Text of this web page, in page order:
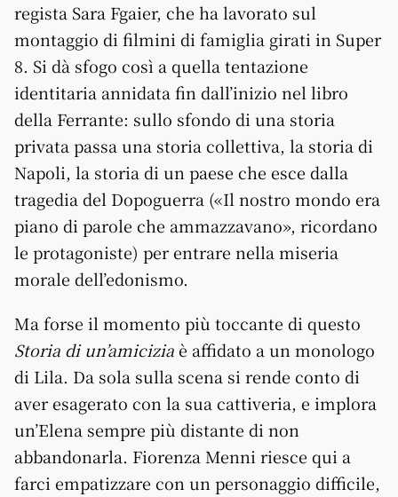
regista Sara Fgaier, che ha lavorato sul
montaggio di filmini di famiglia girati in Super
8. Si dà sfogo così a quella tentazione
identitaria annidata fin dall’inizio nel libro
della Ferrante: sullo sfondo di una storia
privata passa una storia collettiva, la storia di
Napoli, la storia di un paese che esce dalla
tragedia del Dopoguerra («Il nostro mondo era
piano di parole che ammazzavano», ricordano
le protagoniste) per entrare nella miseria
morale dell’edonismo.
Ma forse il momento più toccante di questo
Storia di un’amiciziaè affidato a un monologo
di Lila. Da sola sulla scena si rende conto di
aver esagerato con la sua cattiveria, e implora
un’Elena sempre più distante di non
abbandonarla. Fiorenza Menni riesce qui a
farci empatizzare con un personaggio difficile,